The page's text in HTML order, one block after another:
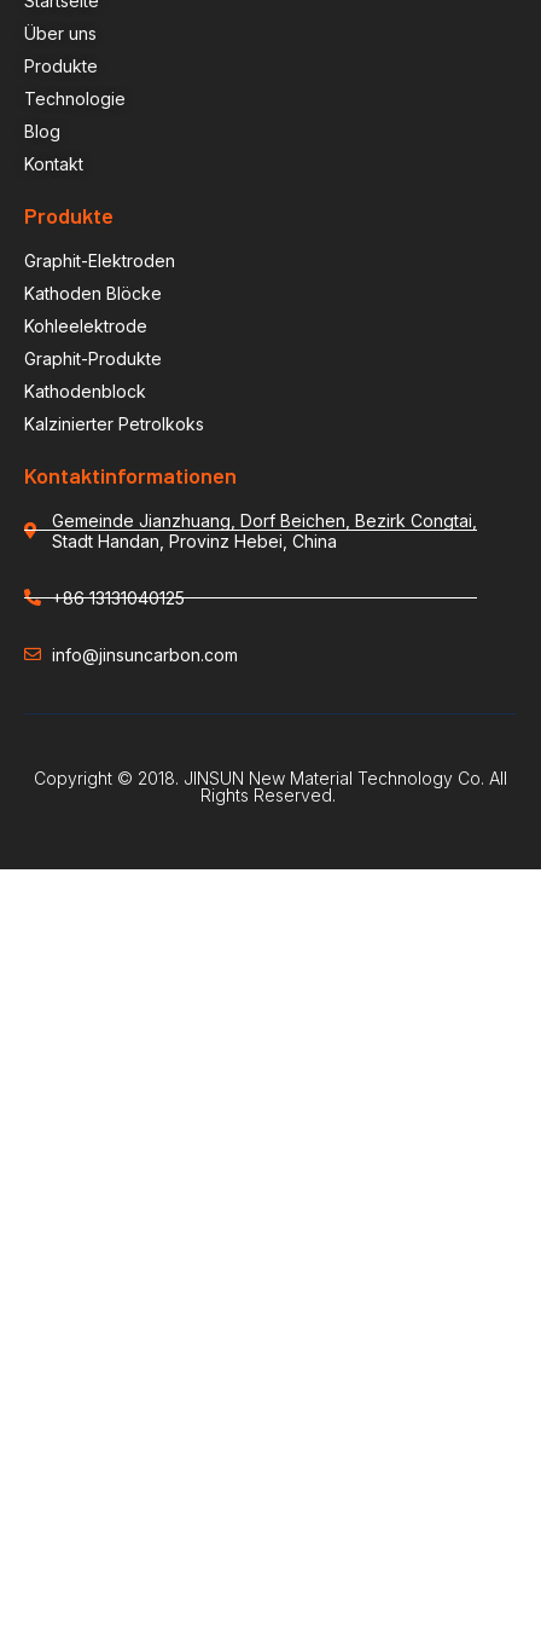
Über uns
Produkte
Technologie
Blog
Kontakt
Produkte
Graphit-Elektroden
Kathoden Blöcke
Kohleelektrode
Graphit-Produkte
Kathodenblock
Kalzinierter Petrolkoks
Kontaktinformationen
Gemeinde Jianzhuang, Dorf Beichen, Bezirk Congtai,
Stadt Handan, Provinz Hebei, China
+86 13131040125
info@jinsuncarbon.com
Copyright © 2018. JINSUN New Material Technology Co. All
Rights Reserved.